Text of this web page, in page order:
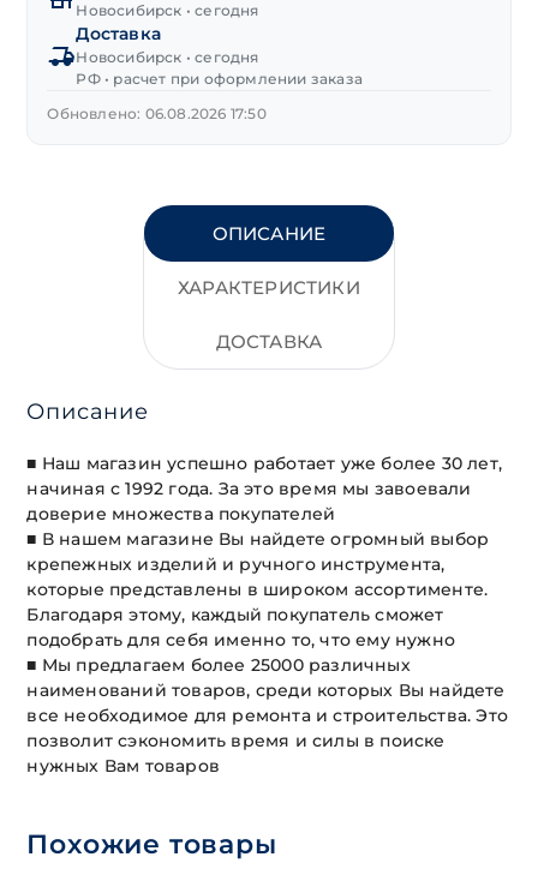
Новосибирск • сегодня
Доставка
Новосибирск • сегодня
РФ • расчет при оформлении заказа
Обновлено: 06.08.2026 17:50
ОПИСАНИЕ
ХАРАКТЕРИСТИКИ
ДОСТАВКА
Описание
■ Наш магазин успешно работает уже более 30 лет,
начиная с 1992 года. За это время мы завоевали
доверие множества покупателей
■ В нашем магазине Вы найдете огромный выбор
крепежных изделий и ручного инструмента,
которые представлены в широком ассортименте.
Благодаря этому, каждый покупатель сможет
подобрать для себя именно то, что ему нужно
■ Мы предлагаем более 25000 различных
наименований товаров, среди которых Вы найдете
все необходимое для ремонта и строительства. Это
позволит сэкономить время и силы в поиске
нужных Вам товаров
Похожие товары